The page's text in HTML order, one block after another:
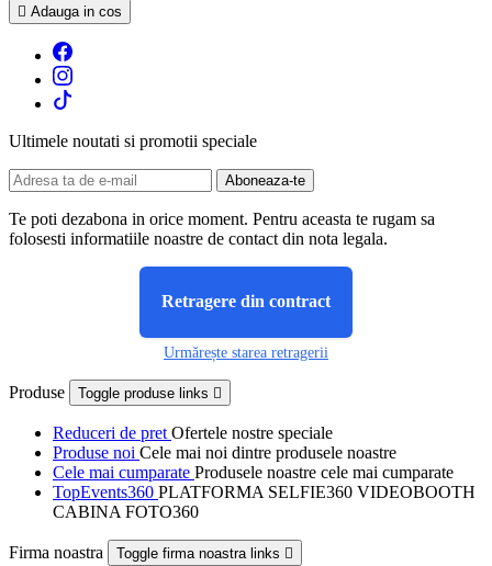
 Adauga in cos
Ultimele noutati si promotii speciale
Te poti dezabona in orice moment. Pentru aceasta te rugam sa
folosesti informatiile noastre de contact din nota legala.
Retragere din contract
Urmărește starea retragerii
Produse Toggle produse links 
Reduceri de pret Ofertele nostre speciale
Produse noi Cele mai noi dintre produsele noastre
Cele mai cumparate Produsele noastre cele mai cumparate
TopEvents360 PLATFORMA SELFIE360 VIDEOBOOTH
CABINA FOTO360
Firma noastra Toggle firma noastra links 